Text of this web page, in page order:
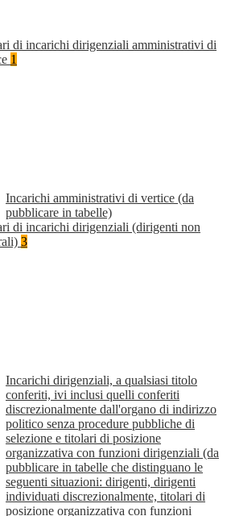
di incarichi dirigenziali amministrativi di
1
Incarichi amministrativi di vertice (da
pubblicare in tabelle)
di incarichi dirigenziali (dirigenti non
3
Incarichi dirigenziali, a qualsiasi titolo
conferiti, ivi inclusi quelli conferiti
discrezionalmente dall'organo di indirizzo
politico senza procedure pubbliche di
selezione e titolari di posizione
organizzativa con funzioni dirigenziali (da
pubblicare in tabelle che distinguano le
seguenti situazioni: dirigenti, dirigenti
individuati discrezionalmente, titolari di
posizione organizzativa con funzioni